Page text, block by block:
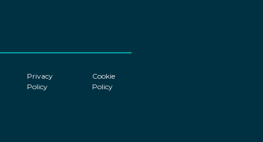
Privacy
Policy
Cookie
Policy